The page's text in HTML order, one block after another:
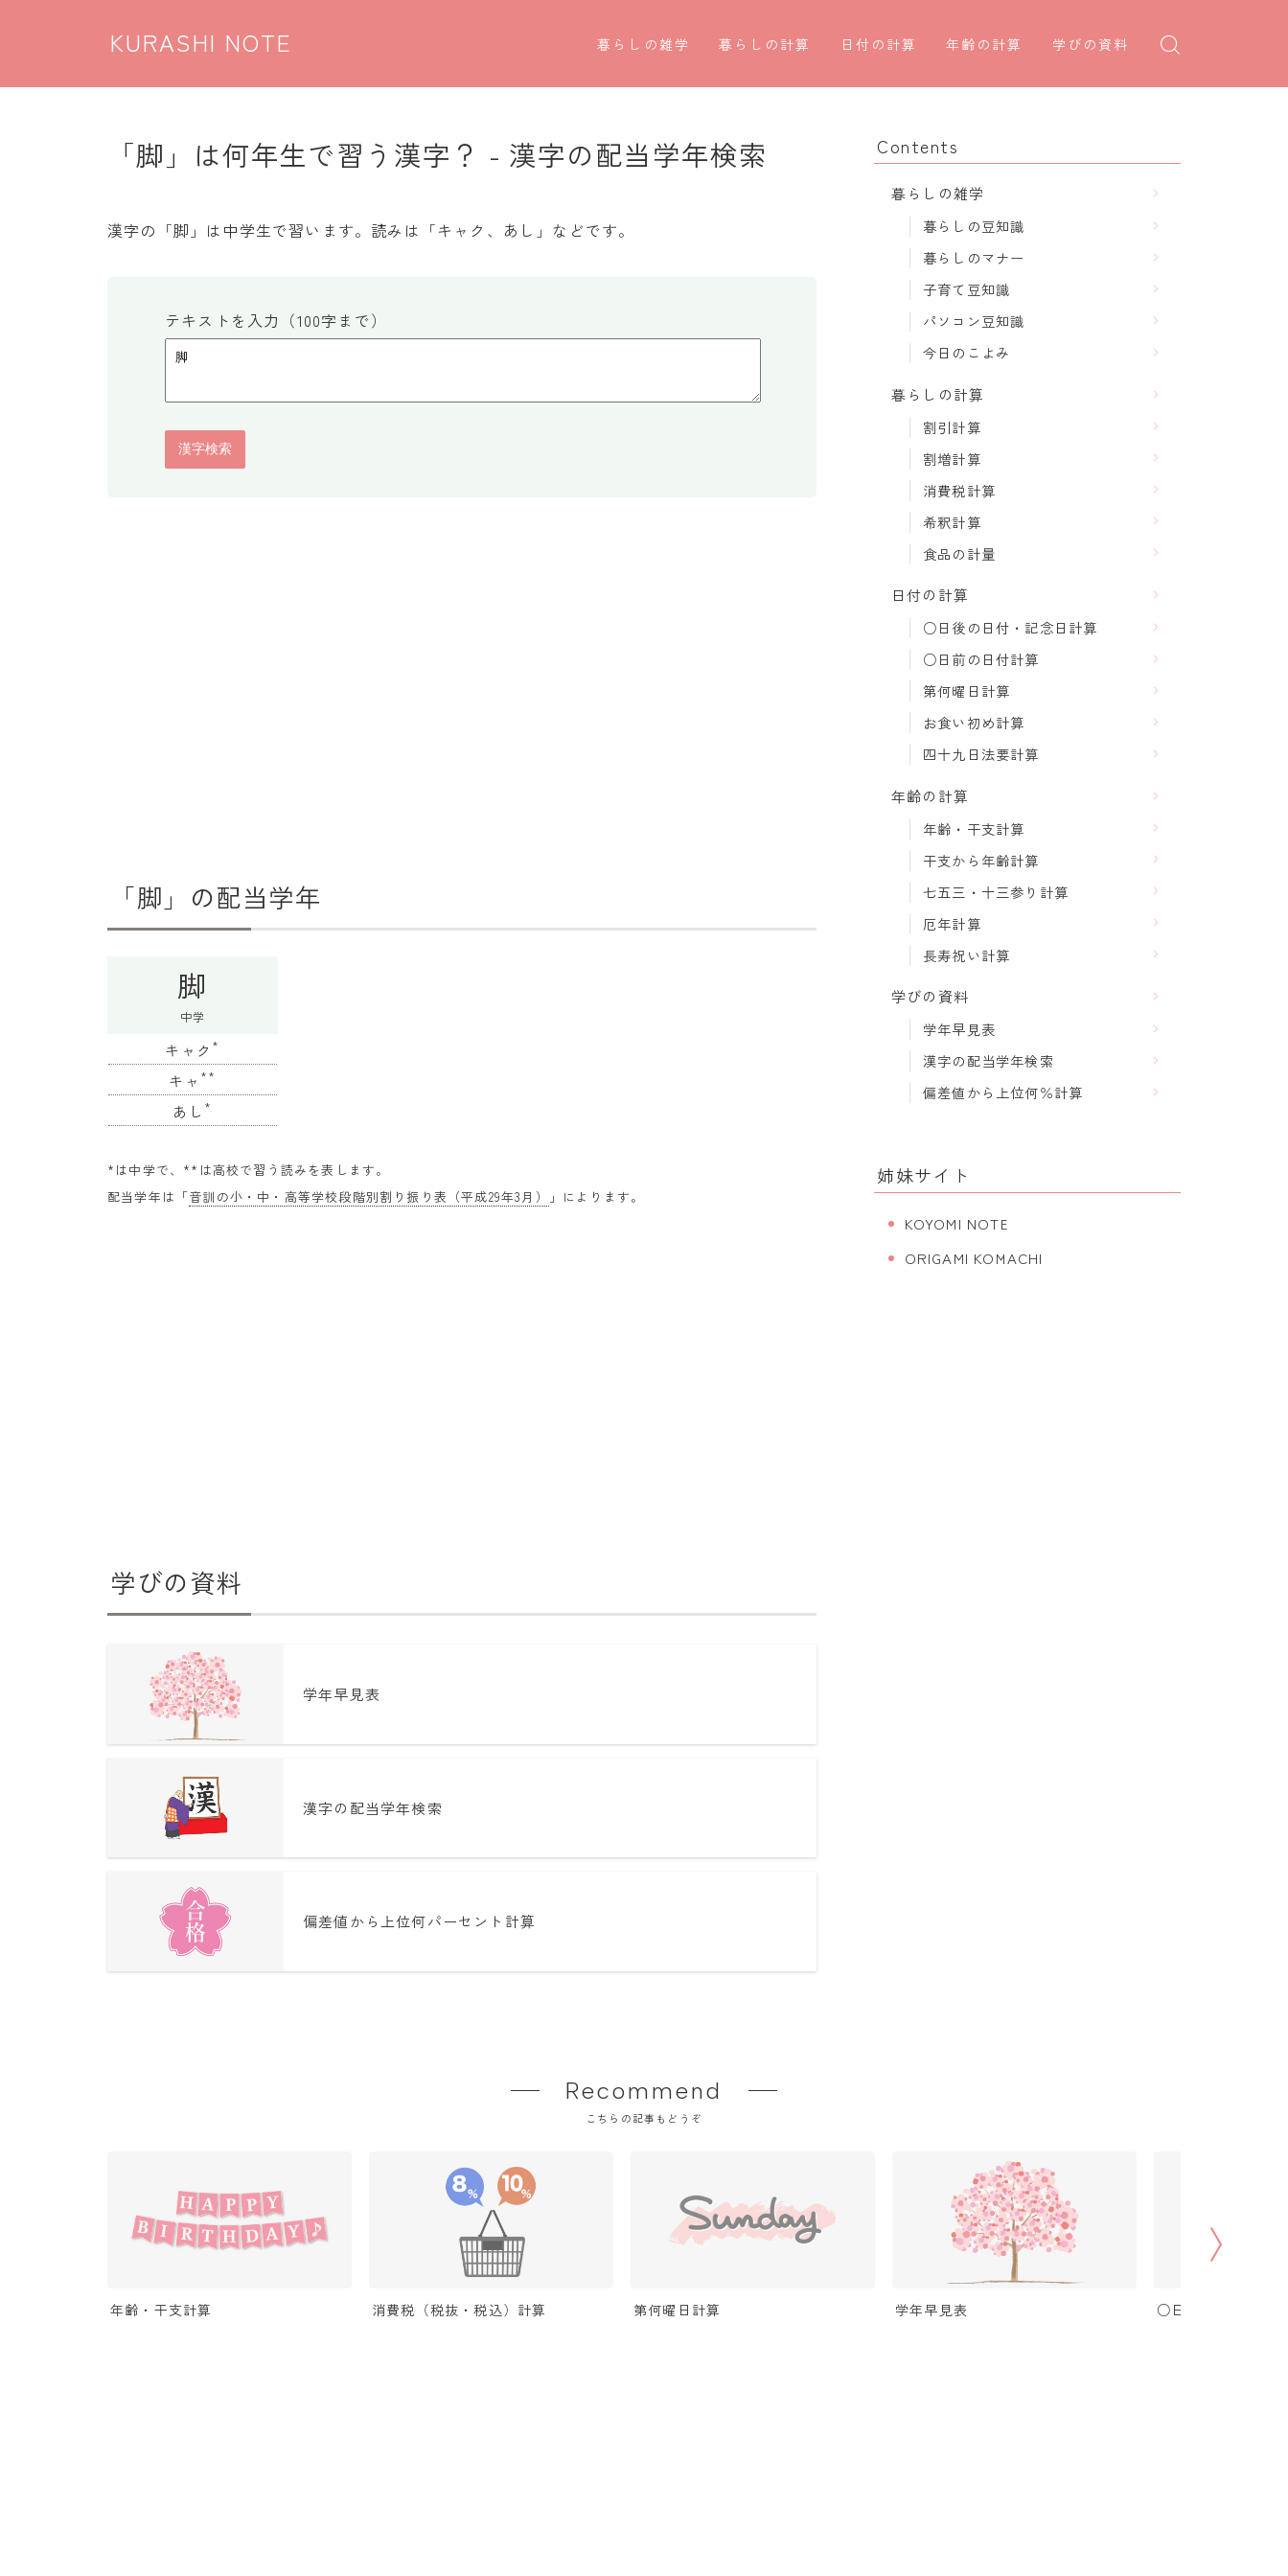
KURASHI NOTE 暮らしの雑学
暮らしの豆知識
子育て豆知識
暮らしの計算
割引計算
消費税計算
日付の計算
○日後の日付・記念日計算
四十九日法要計算
年齢の計算
年齢・干支計算
長寿祝い計算
学びの資料
学年早見表
「脚」は何年生で習う漢字？ - 漢字の配当学年検索
漢字の「脚」は中学生で習います。読みは「キャク、あし」などです。
テキストを入力（100字まで）
「脚」の配当学年
脚
中学
キャク *
キャ **
あし *
*は中学で、**は高校で習う読みを表します。
配当学年は「音訓の小・中・高等学校段階別割り振り表（平成29年3月） 」によります。
学びの資料
学年早見表
漢字の配当学年検索
偏差値から上位何パーセント計算
Contents
暮らしの雑学
暮らしの豆知識
暮らしのマナー
子育て豆知識
パソコン豆知識
今日のこよみ
暮らしの計算
割引計算
割増計算
消費税計算
希釈計算
食品の計量
日付の計算
○日後の日付・記念日計算
○日前の日付計算
第何曜日計算
お食い初め計算
四十九日法要計算
年齢の計算
年齢・干支計算
干支から年齢計算
七五三・十三参り計算
厄年計算
長寿祝い計算
学びの資料
学年早見表
漢字の配当学年検索
偏差値から上位何％計算
姉妹サイト
KOYOMI NOTE
ORIGAMI KOMACHI
Recommend
こちらの記事もどうぞ
年齢・干支計算 消費税（税抜・税込）計算 第何曜日計算 学年早見表 ○日後の日付・記